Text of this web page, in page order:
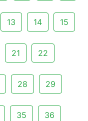
13 14 15
21 22
28 29
35 36